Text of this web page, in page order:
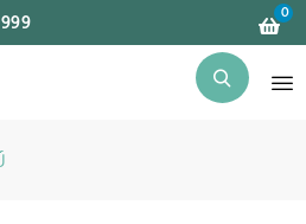
0